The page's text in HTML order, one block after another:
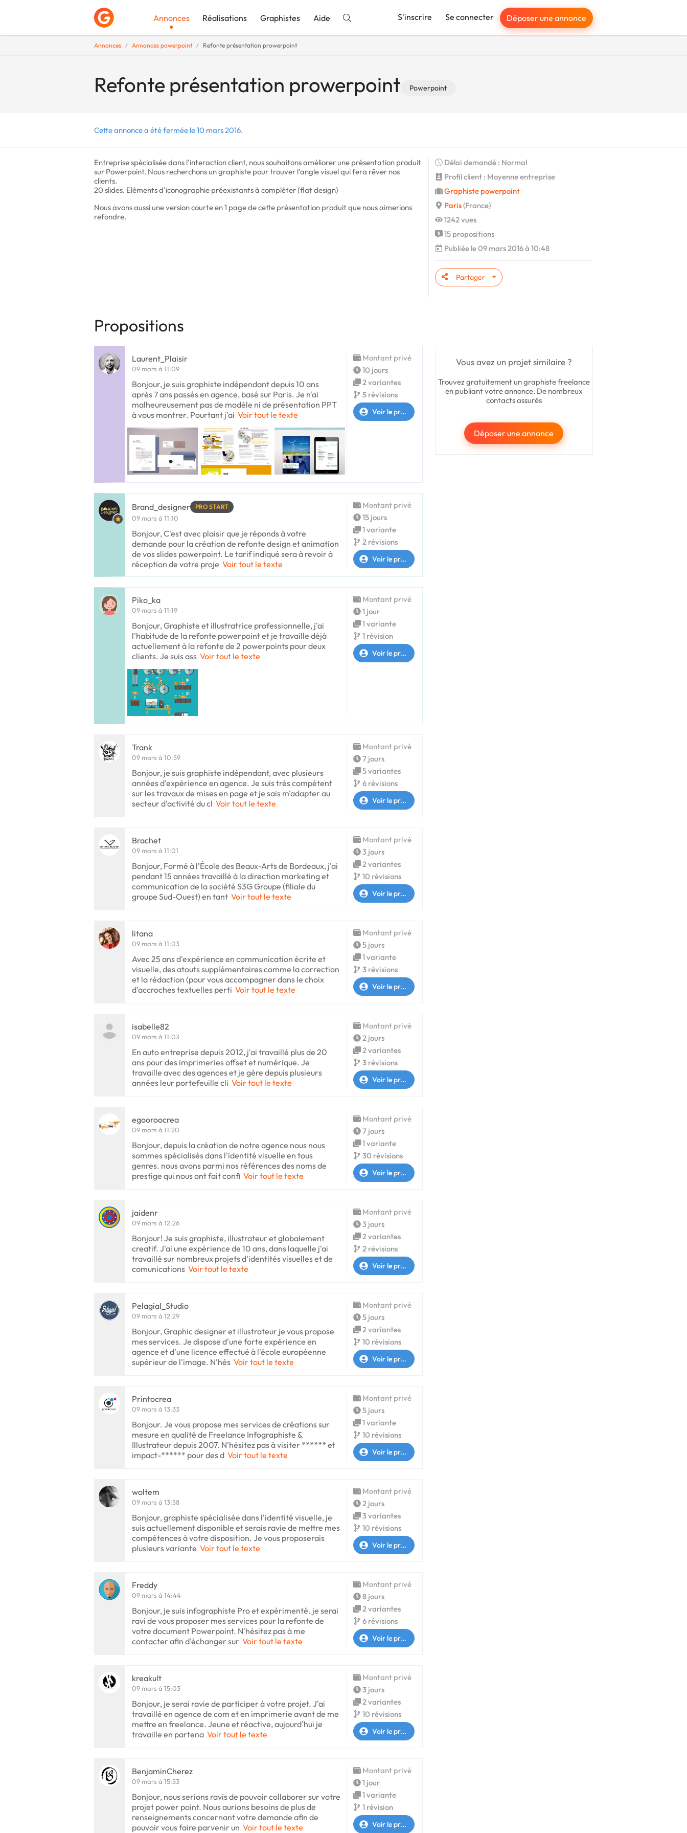
Annonces Réalisations Graphistes Aide S'inscrire Se connecter Déposer une annonce
Annonces Annonces powerpoint Refonte présentation prowerpoint
Refonte présentation prowerpoint Powerpoint
Cette annonce a été fermée le 10 mars 2016.
Entreprise spécialisée dans l'interaction client, nous souhaitons améliorer une présentation produit
sur Powerpoint. Nous recherchons un graphiste pour trouver l'angle visuel qui fera rêver nos
clients.
20 slides. Eléments d'iconographie préexistants à compléter (flat design)
Nous avons aussi une version courte en 1 page de cette présentation produit que nous aimerions
refondre.
Délai demandé : Normal
Profil client : Moyenne entreprise
Graphiste powerpoint
Paris(France)
1242 vues
15 propositions
Publiée le 09 mars 2016 à 10:48
Partager
Propositions
Vous avez un projet similaire ?
Trouvez gratuitement un graphiste freelance
en publiant votre annonce. De nombreux
contacts assurés
Déposer une annonce
Laurent_Plaisir
09 mars à 11:09
Bonjour, je suis graphiste indépendant depuis 10 ans
après 7 ans passés en agence, basé sur Paris. Je n'ai
malheureusement pas de modèle ni de présentation PPT
à vous montrer. Pourtant j'ai Voir tout le texte
Montant privé
10 jours
2 variantes
5 révisions
Voir le profil
Brand_designer PRO START
09 mars à 11:10
Bonjour, C'est avec plaisir que je réponds à votre
demande pour la création de refonte design et animation
de vos slides powerpoint. Le tarif indiqué sera à revoir à
réception de votre proje Voir tout le texte
Montant privé
15 jours
1 variante
2 révisions
Voir le profil
Piko_ka
09 mars à 11:19
Bonjour, Graphiste et illustratrice professionnelle, j'ai
l'habitude de la refonte powerpoint et je travaille déjà
actuellement à la refonte de 2 powerpoints pour deux
clients. Je suis ass Voir tout le texte
Montant privé
1 jour
1 variante
1 révision
Voir le profil
Trank
09 mars à 10:59
Bonjour, je suis graphiste indépendant, avec plusieurs
années d'expérience en agence. Je suis très compétent
sur les travaux de mises en page et je sais m'adapter au
secteur d'activité du cl Voir tout le texte
Montant privé
7 jours
5 variantes
6 révisions
Voir le profil
Brachet
09 mars à 11:01
Bonjour, Formé à l’École des Beaux-Arts de Bordeaux, j'ai
pendant 15 années travaillé à la direction marketing et
communication de la société S3G Groupe (filiale du
groupe Sud-Ouest) en tant Voir tout le texte
Montant privé
3 jours
2 variantes
10 révisions
Voir le profil
litana
09 mars à 11:03
Avec 25 ans d'expérience en communication écrite et
visuelle, des atouts supplémentaires comme la correction
et la rédaction (pour vous accompagner dans le choix
d'accroches textuelles perti Voir tout le texte
Montant privé
5 jours
1 variante
3 révisions
Voir le profil
isabelle82
09 mars à 11:03
En auto entreprise depuis 2012, j'ai travaillé plus de 20
ans pour des imprimeries offset et numérique. Je
travaille avec des agences et je gère depuis plusieurs
années leur portefeuille cli Voir tout le texte
Montant privé
2 jours
2 variantes
3 révisions
Voir le profil
egooroocrea
09 mars à 11:20
Bonjour, depuis la création de notre agence nous nous
sommes spécialisés dans l'identité visuelle en tous
genres. nous avons parmi nos références des noms de
prestige qui nous ont fait confi Voir tout le texte
Montant privé
7 jours
1 variante
30 révisions
Voir le profil
jaidenr
09 mars à 12:26
Bonjour! Je suis graphiste, illustrateur et globalement
creatif. J'ai une expérience de 10 ans, dans laquelle j'ai
travaillé sur nombreux projets d'identités visuelles et de
comunications Voir tout le texte
Montant privé
3 jours
2 variantes
2 révisions
Voir le profil
Pelagial_Studio
09 mars à 12:29
Bonjour, Graphic designer et illustrateur je vous propose
mes services. Je dispose d'une forte expérience en
agence et d'une licence effectué à l'école européenne
supérieur de l'image. N'hés Voir tout le texte
Montant privé
5 jours
2 variantes
10 révisions
Voir le profil
Printocrea
09 mars à 13:33
Bonjour. Je vous propose mes services de créations sur
mesure en qualité de Freelance Infographiste &
Illustrateur depuis 2007. N'hésitez pas à visiter ****** et
impact-****** pour des d Voir tout le texte
Montant privé
5 jours
1 variante
10 révisions
Voir le profil
woltem
09 mars à 13:58
Bonjour, graphiste spécialisée dans l'identité visuelle, je
suis actuellement disponible et serais ravie de mettre mes
compétences à votre disposition. Je vous proposerais
plusieurs variante Voir tout le texte
Montant privé
2 jours
3 variantes
10 révisions
Voir le profil
Freddy
09 mars à 14:44
Bonjour, je suis infographiste Pro et expérimenté. je serai
ravi de vous proposer mes services pour la refonte de
votre document Powerpoint. N'hésitez pas à me
contacter afin d'échanger sur Voir tout le texte
Montant privé
8 jours
2 variantes
6 révisions
Voir le profil
kreakult
09 mars à 15:03
Bonjour, je serai ravie de participer à votre projet. J'ai
travaillé en agence de com et en imprimerie avant de me
mettre en freelance. Jeune et réactive, aujourd'hui je
travaille en partena Voir tout le texte
Montant privé
3 jours
2 variantes
10 révisions
Voir le profil
BenjaminCherez
09 mars à 15:53
Bonjour, nous serions ravis de pouvoir collaborer sur votre
projet power point. Nous aurions besoins de plus de
renseignements concernant votre demande afin de
pouvoir vous faire parvenir un Voir tout le texte
Montant privé
1 jour
1 variante
1 révision
Voir le profil